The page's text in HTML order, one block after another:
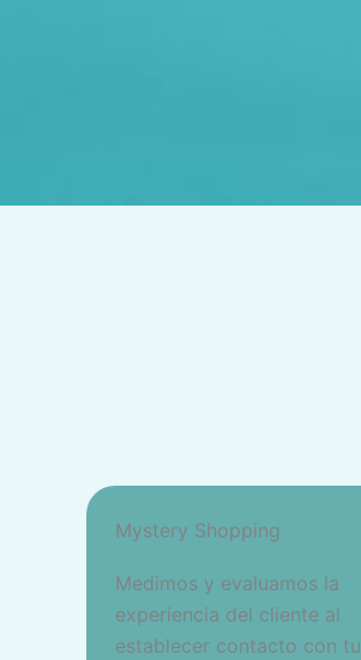
Mystery Shopping
Medimos y evaluamos la
experiencia del cliente al
establecer contacto con tu